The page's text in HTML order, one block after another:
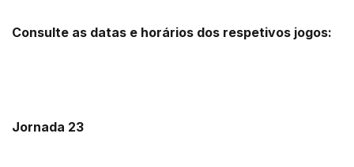
Consulte as datas e horários dos respetivos jogos:
Jornada 23